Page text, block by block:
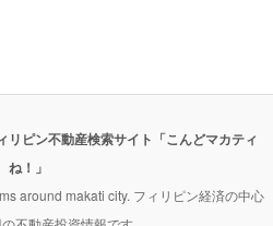
ピン不動産検索サイト「こんどマカティ
ね！」
around makati city. フィリピン経済の中心